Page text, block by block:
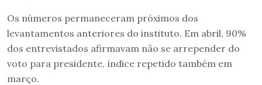
Os números permaneceram próximos dos
levantamentos anteriores do instituto. Em abril, 90%
dos entrevistados afirmavam não se arrepender do
voto para presidente, índice repetido também em
março.